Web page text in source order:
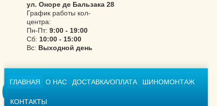
ул. Оноре де Бальзака 28
График работы кол-
центра:
Пн-Пт: 9:00 - 19:00
Сб: 10:00 - 15:00
Вс: Выходной день
ГЛАВНАЯ О НАС ДОСТАВКА/ОПЛАТА ШИНОМОНТАЖ
КОНТАКТЫ